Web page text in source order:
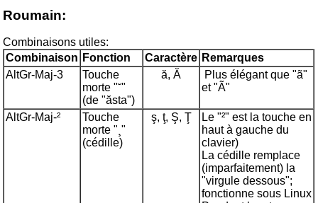
Roumain:
Combinaisons utiles:
Combinaison Fonction Caractère Remarques
AltGr-Maj-3
Touche
morte "˘"
(de "ăsta")
ă, Ă
Plus élégant que "ã"
et "Ã"
AltGr-Maj-²
Touche
morte "¸"
(cédille)
ş, ţ, Ş, Ţ
Le "²" est la touche en
haut à gauche du
clavier)
La cédille remplace
(imparfaitement) la
"virgule dessous";
fonctionne sous Linux